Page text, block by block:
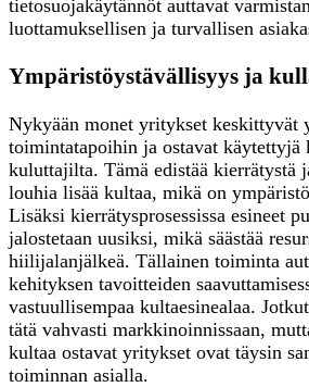
tietosuojakäytännöt auttavat
luottamuksellisen ja turvallisen
Ympäristöystävällisyys ja
Nykyään monet yritykset keskittyvät
toimintatapoihin ja ostavat käytettyjä
kuluttajilta. Tämä edistää kierrätystä
louhia lisää kultaa, mikä on
Lisäksi kierrätysprosessissa esineet
jalostetaan uusiksi, mikä säästää
hiilijalanjälkeä. Tällainen toiminta
kehityksen tavoitteiden
vastuullisempaa kultaesinealaa.
tätä vahvasti markkinoinnissaan,
kultaa ostavat yritykset ovat täysin
toiminnan asialla.